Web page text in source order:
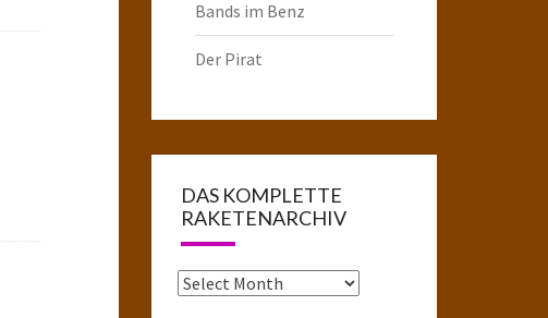
Bands im Benz
Der Pirat
DAS KOMPLETTE
RAKETENARCHIV
Das